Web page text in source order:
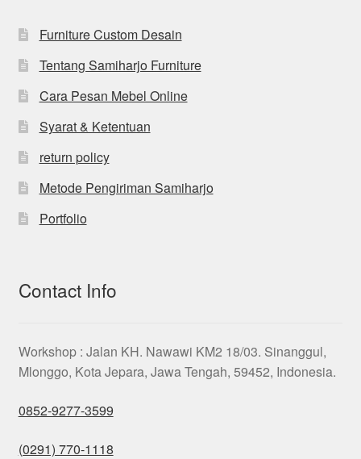
Furniture Custom Desain
Tentang Samiharjo Furniture
Cara Pesan Mebel Online
Syarat & Ketentuan
return policy
Metode Pengiriman Samiharjo
Portfolio
Contact Info
Workshop : Jalan KH. Nawawi KM2 18/03. Sinanggul,
Mlonggo, Kota Jepara, Jawa Tengah, 59452, Indonesia.
0852-9277-3599
(0291) 770-1118